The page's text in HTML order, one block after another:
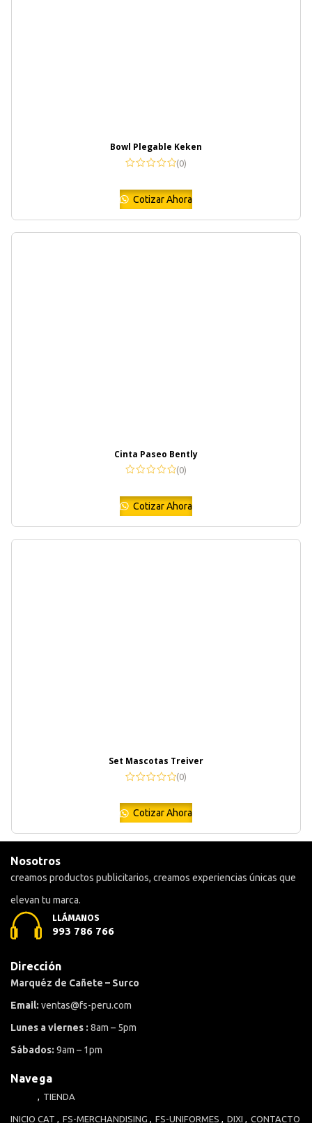
Bowl Plegable Keken
(0)
Cotizar Ahora
Cinta Paseo Bently
(0)
Cotizar Ahora
Set Mascotas Treiver
(0)
Cotizar Ahora
Nosotros
creamos productos publicitarios, creamos experiencias únicas que
elevan tu marca.
LLÁMANOS
993 786 766
Dirección
Marquéz de Cañete – Surco
Email: ventas@fs-peru.com
Lunes a viernes : 8am – 5pm
Sábados: 9am – 1pm
Navega
INICIO
TIENDA
CAT FS-MERCHANDISING FS-UNIFORMES DIXI CONTACTO